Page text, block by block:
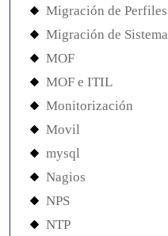
Migración de Perfiles
Migración de Sistema
MOF
MOF e ITIL
Monitorización
Movil
mysql
Nagios
NPS
NTP